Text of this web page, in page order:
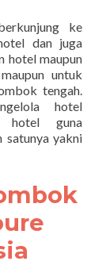
ke
dan juga
hotel maupun
untuk
tengah.
hotel
hotel guna
satunya yakni